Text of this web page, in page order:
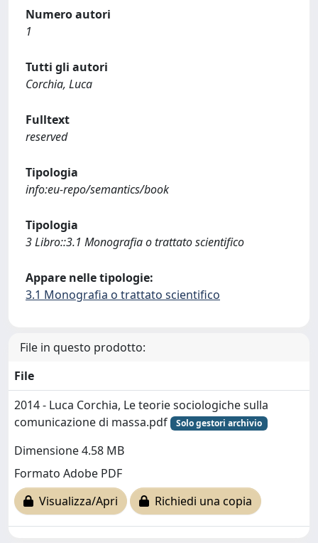
Numero autori
1
Tutti gli autori
Corchia, Luca
Fulltext
reserved
Tipologia
info:eu-repo/semantics/book
Tipologia
3 Libro::3.1 Monografia o trattato scientifico
Appare nelle tipologie:
3.1 Monografia o trattato scientifico
File in questo prodotto:
File
2014 - Luca Corchia, Le teorie sociologiche sulla
comunicazione di massa.pdf
Solo gestori archivio
Dimensione 4.58 MB
Formato Adobe PDF
Visualizza/Apri
Richiedi una copia